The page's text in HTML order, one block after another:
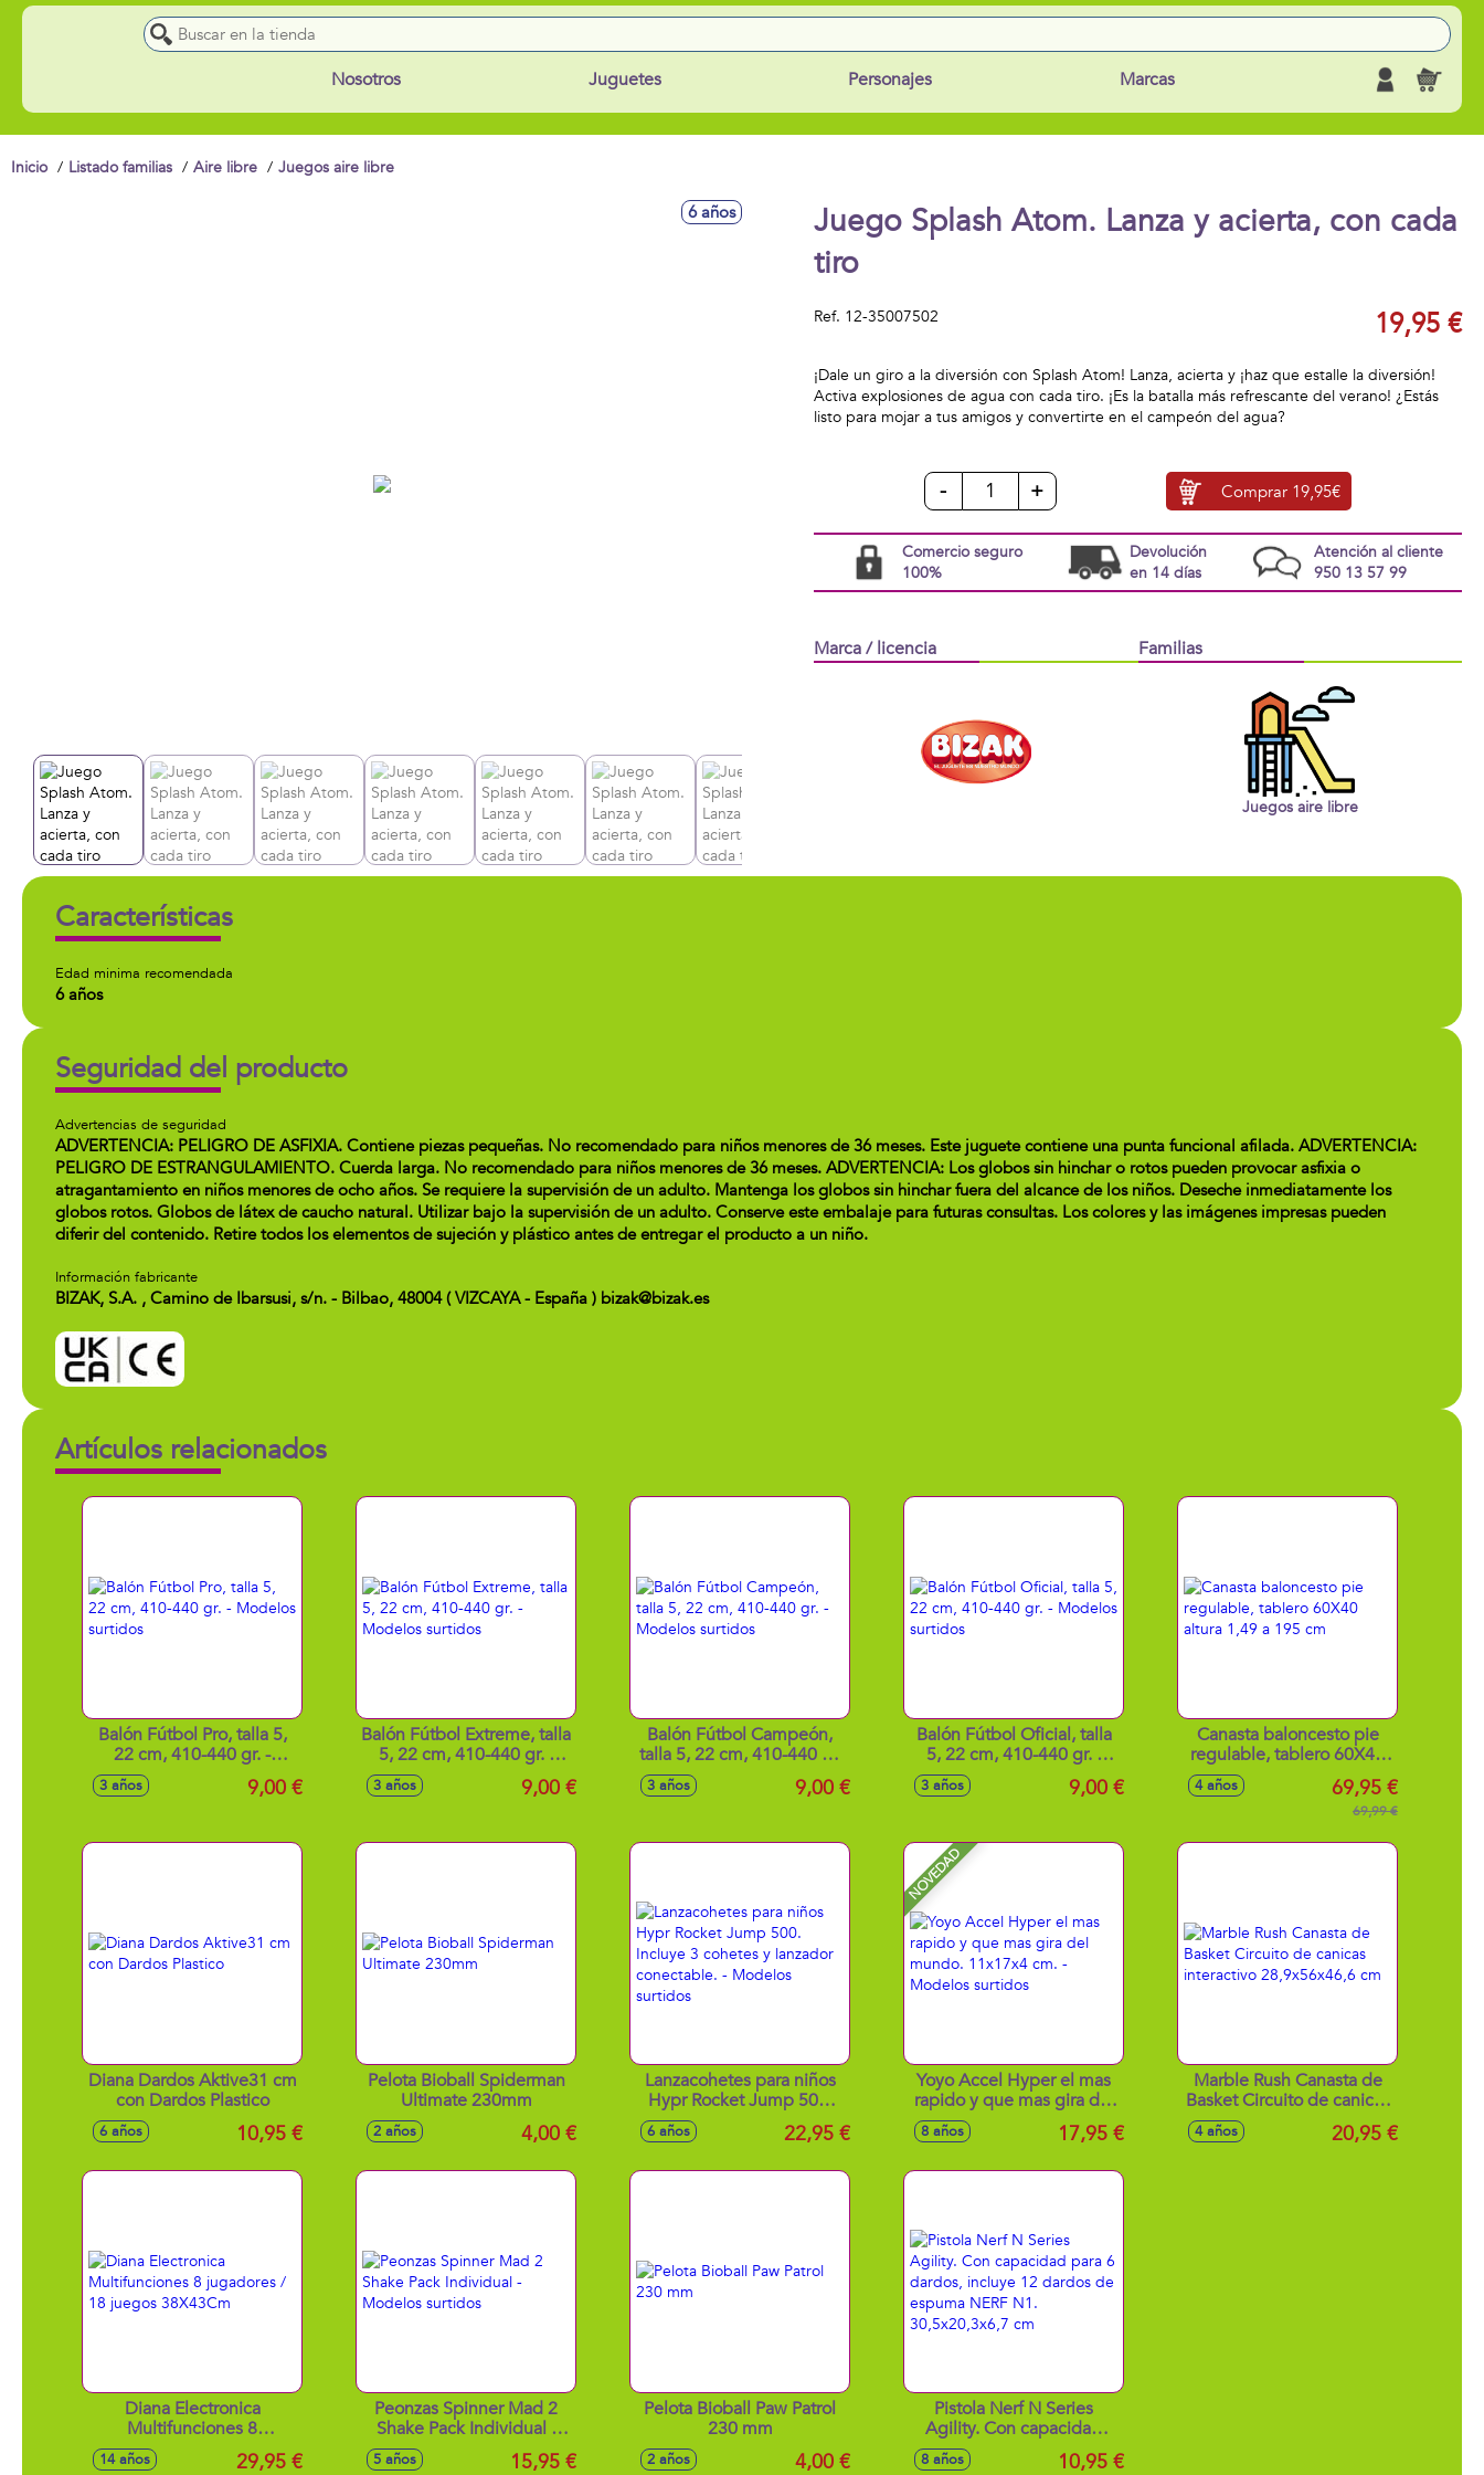
Nosotros Juguetes Personajes Marcas
Inicio Listado familias Aire libre Juegos aire libre
6 años
Juego Splash Atom. Lanza y acierta, con cada
tiro
Ref. 12-35007502 19,95 €
¡Dale un giro a la diversión con Splash Atom! Lanza, acierta y ¡haz que estalle la diversión!
Activa explosiones de agua con cada tiro. ¡Es la batalla más refrescante del verano! ¿Estás
listo para mojar a tus amigos y convertirte en el campeón del agua?
- + Comprar 19,95€
Comercio seguro
100%
Devolución
en 14 días
Atención al cliente
950 13 57 99
Marca / licencia Familias
Juegos aire libre
Características
Edad minima recomendada
6 años
Seguridad del producto
Advertencias de seguridad
ADVERTENCIA: PELIGRO DE ASFIXIA. Contiene piezas pequeñas. No recomendado para niños menores de 36 meses. Este juguete contiene una punta funcional afilada. ADVERTENCIA:
PELIGRO DE ESTRANGULAMIENTO. Cuerda larga. No recomendado para niños menores de 36 meses. ADVERTENCIA: Los globos sin hinchar o rotos pueden provocar asfixia o
atragantamiento en niños menores de ocho años. Se requiere la supervisión de un adulto. Mantenga los globos sin hinchar fuera del alcance de los niños. Deseche inmediatamente los
globos rotos. Globos de látex de caucho natural. Utilizar bajo la supervisión de un adulto. Conserve este embalaje para futuras consultas. Los colores y las imágenes impresas pueden
diferir del contenido. Retire todos los elementos de sujeción y plástico antes de entregar el producto a un niño.
Información fabricante
BIZAK, S.A. , Camino de Ibarsusi, s/n. - Bilbao, 48004 ( VIZCAYA - España ) bizak@bizak.es
Artículos relacionados
Balón Fútbol Pro, talla 5,
22 cm, 410-440 gr. -
Modelos surtidos
3 años 9,00 €
Balón Fútbol Extreme, talla
5, 22 cm, 410-440 gr. -
Modelos surtidos
3 años 9,00 €
Balón Fútbol Campeón,
talla 5, 22 cm, 410-440 gr.
- Modelos surtidos
3 años 9,00 €
Balón Fútbol Oficial, talla
5, 22 cm, 410-440 gr. -
Modelos surtidos
3 años 9,00 €
Canasta baloncesto pie
regulable, tablero 60X40
altura 1,49 a 195 cm
4 años 69,95 €
69,99 €
Diana Dardos Aktive31 cm
con Dardos Plastico
6 años 10,95 €
Pelota Bioball Spiderman
Ultimate 230mm
2 años 4,00 €
Lanzacohetes para niños
Hypr Rocket Jump 500.
Incluye 3 cohetes y
lanzador conectable. -
6 años 22,95 €
NOVEDAD
Yoyo Accel Hyper el mas
rapido y que mas gira del
mundo. 11x17x4 cm. -
Modelos surtidos
8 años 17,95 €
Marble Rush Canasta de
Basket Circuito de canicas
interactivo 28,9x56x46,6
4 años 20,95 €
Diana Electronica
Multifunciones 8
jugadores / 18 juegos
38X43Cm
14 años 29,95 €
Peonzas Spinner Mad 2
Shake Pack Individual -
Modelos surtidos
5 años 15,95 €
Pelota Bioball Paw Patrol
230 mm
2 años 4,00 €
Pistola Nerf N Series
Agility. Con capacidad
para 6 dardos, incluye 12
dardos de espuma NERF
8 años 10,95 €